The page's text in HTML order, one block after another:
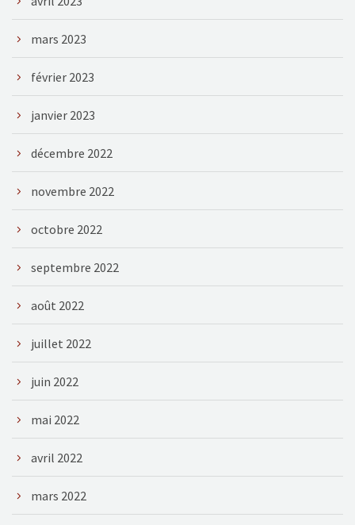
mars 2023
février 2023
janvier 2023
décembre 2022
novembre 2022
octobre 2022
septembre 2022
août 2022
juillet 2022
juin 2022
mai 2022
avril 2022
mars 2022